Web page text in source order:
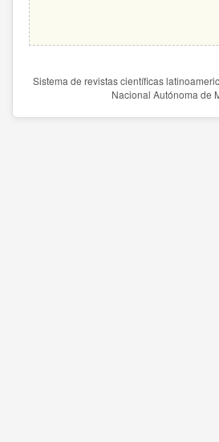
Sistema de revistas científicas
Nacional Autónoma de